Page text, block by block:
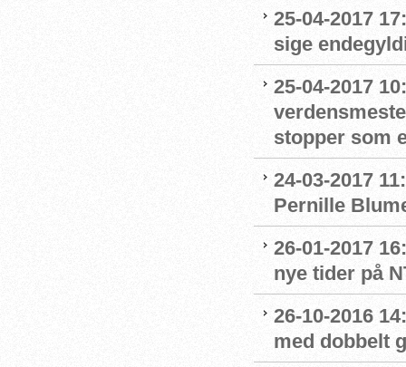
25-04-2017
sige
25-04-2017
stopper som
24-03-2017
Pernille
26-01-2017
nye tider på
26-10-2016
med dobbelt